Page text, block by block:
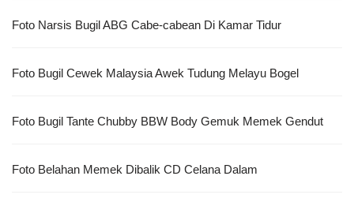
Foto Narsis Bugil ABG Cabe-cabean Di Kamar Tidur
Foto Bugil Cewek Malaysia Awek Tudung Melayu Bogel
Foto Bugil Tante Chubby BBW Body Gemuk Memek Gendut
Foto Belahan Memek Dibalik CD Celana Dalam